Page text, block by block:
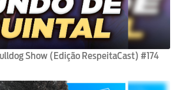
Show (Edição RespeitaCast) #174